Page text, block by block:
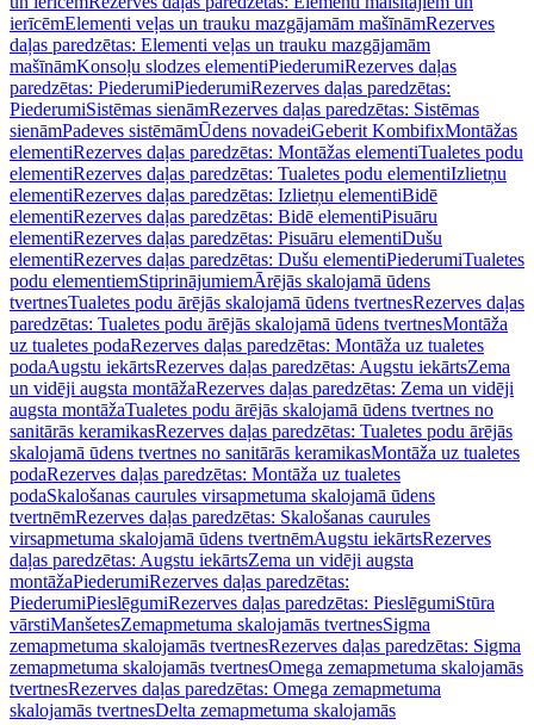
ierīcēmElementi veļas un trauku mazgājamām mašīnāmRezerves
daļas paredzētas: Elementi veļas un trauku mazgājamām
mašīnāmKonsoļu slodzes elementiPiederumiRezerves daļas
paredzētas: PiederumiPiederumiRezerves daļas paredzētas:
PiederumiSistēmas sienāmRezerves daļas paredzētas: Sistēmas
sienāmPadeves sistēmāmŪdens novadeiGeberit KombifixMontāžas
elementiRezerves daļas paredzētas: Montāžas elementiTualetes podu
elementiRezerves daļas paredzētas: Tualetes podu elementiIzlietņu
elementiRezerves daļas paredzētas: Izlietņu elementiBidē
elementiRezerves daļas paredzētas: Bidē elementiPisuāru
elementiRezerves daļas paredzētas: Pisuāru elementiDušu
elementiRezerves daļas paredzētas: Dušu elementiPiederumiTualetes
podu elementiemStiprinājumiemĀrējās skalojamā ūdens
tvertnesTualetes podu ārējās skalojamā ūdens tvertnesRezerves daļas
paredzētas: Tualetes podu ārējās skalojamā ūdens tvertnesMontāža
uz tualetes podaRezerves daļas paredzētas: Montāža uz tualetes
podaAugstu iekārtsRezerves daļas paredzētas: Augstu iekārtsZema
un vidēji augsta montāžaRezerves daļas paredzētas: Zema un vidēji
augsta montāžaTualetes podu ārējās skalojamā ūdens tvertnes no
sanitārās keramikasRezerves daļas paredzētas: Tualetes podu ārējās
skalojamā ūdens tvertnes no sanitārās keramikasMontāža uz tualetes
podaRezerves daļas paredzētas: Montāža uz tualetes
podaSkalošanas caurules virsapmetuma skalojamā ūdens
tvertnēmRezerves daļas paredzētas: Skalošanas caurules
virsapmetuma skalojamā ūdens tvertnēmAugstu iekārtsRezerves
daļas paredzētas: Augstu iekārtsZema un vidēji augsta
montāžaPiederumiRezerves daļas paredzētas:
PiederumiPieslēgumiRezerves daļas paredzētas: PieslēgumiStūra
vārstiManšetesZemapmetuma skalojamās tvertnesSigma
zemapmetuma skalojamās tvertnesRezerves daļas paredzētas: Sigma
zemapmetuma skalojamās tvertnesOmega zemapmetuma skalojamās
tvertnesRezerves daļas paredzētas: Omega zemapmetuma
skalojamās tvertnesDelta zemapmetuma skalojamās